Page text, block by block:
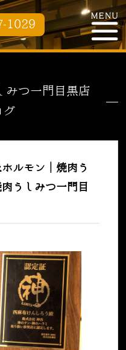
1029
みつ一門目黒店
グ
ルモン｜焼肉う
うしみつ一門目